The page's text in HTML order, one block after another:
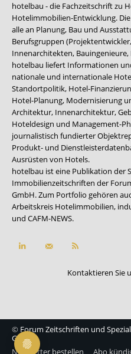
hotelbau - die Fachzeitschrift zu
Hotelimmobilien-Entwicklung.
alle an Planung, Bau und
Berufsgruppen
Innenarchitekten,
hotelbau liefert Informationen
nationale und internationale
Standortpolitik, Hotel-
Hotel-Planung, Modernisierung
Architektur, Innenarchitektur,
Hoteldesign und Management-
journalistisch fundierter
Produkt- und
Ausrüsten von Hotels.
hotelbau ist eine Publikation der
Immobilienzeitschriften der
GmbH. Zum Portfolio gehören
Arbeitskreis Hotelimmobilien,
und CAFM-NEWS.
Kontaktieren Sie
© Forum Zeitschriften und
Group